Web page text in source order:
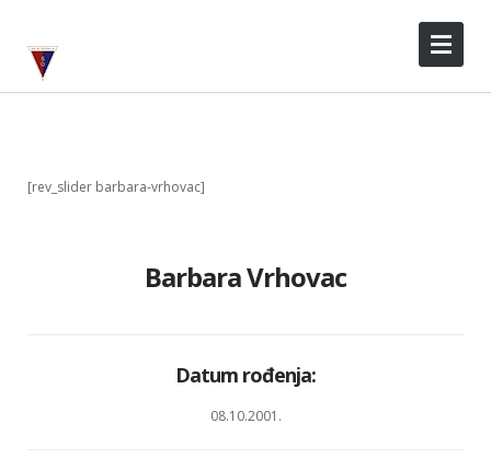
[rev_slider barbara-vrhovac]
Barbara Vrhovac
Datum rođenja:
08.10.2001.